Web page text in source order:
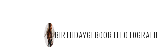
BIRTHDAYGEBOORTEFOTOGRAFIE